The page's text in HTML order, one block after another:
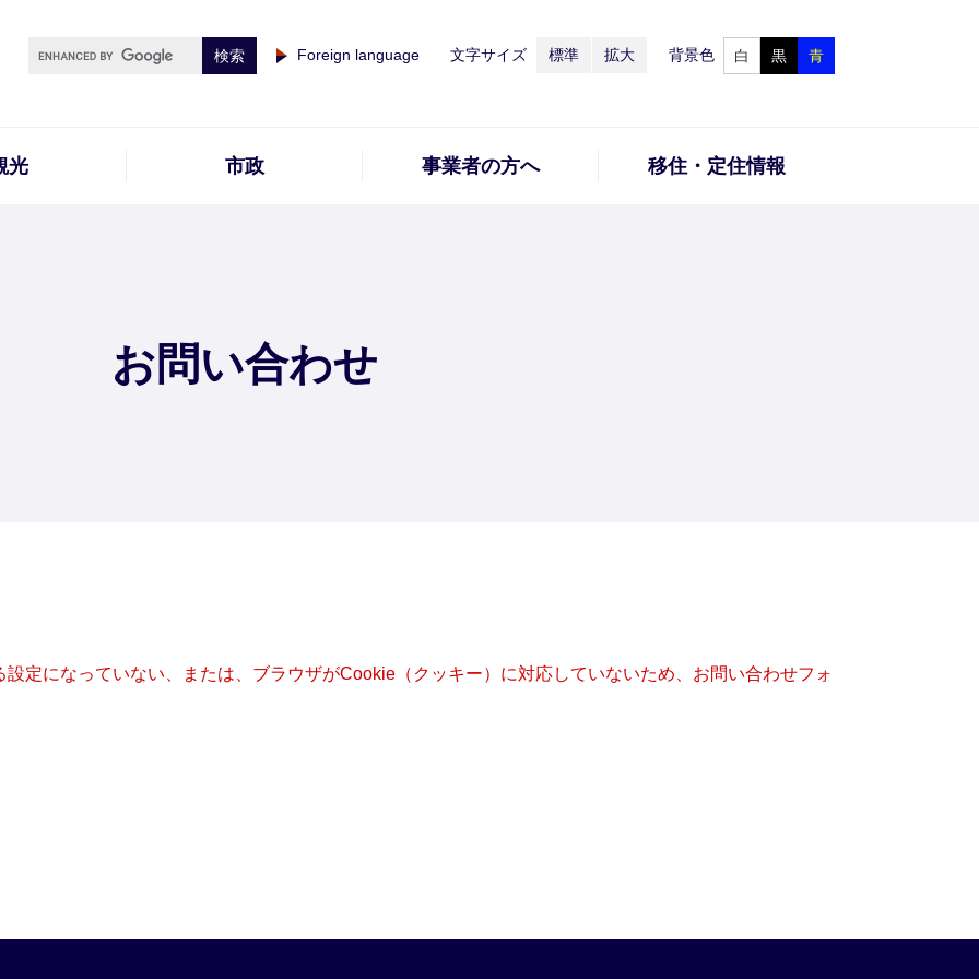
Foreign language 文字サイズ 標準 拡大 背景色 白 黒 青
光 市政 事業者の方へ 移住・定住情報
お問い合わせ
定になっていない、または、ブラウザがCookie（クッキー）に対応していないため、お問い合わせフォ